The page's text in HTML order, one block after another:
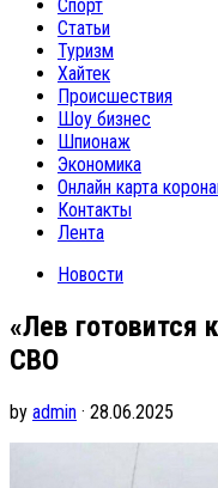
Спорт
Статьи
Туризм
Хайтек
Происшествия
Шоу бизнес
Шпионаж
Экономика
Онлайн карта
Контакты
Лента
Новости
«Лев готовится
СВО
by admin · 28.06.2025